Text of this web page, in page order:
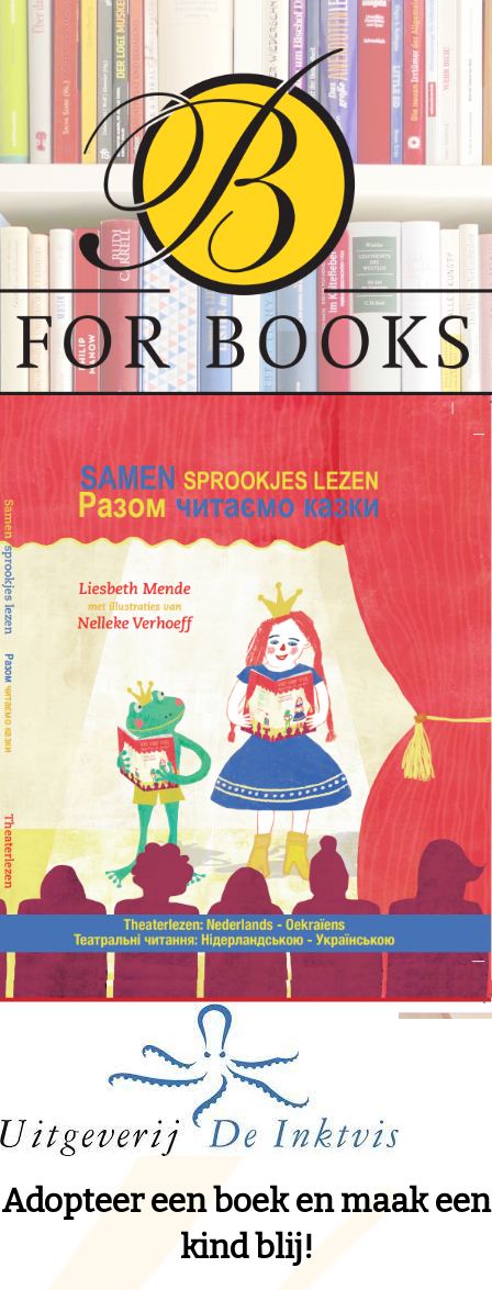
Adopteer een boek en maak een
kind blij!